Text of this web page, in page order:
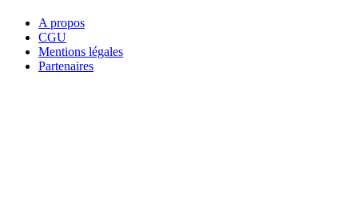
A propos
CGU
Mentions légales
Partenaires